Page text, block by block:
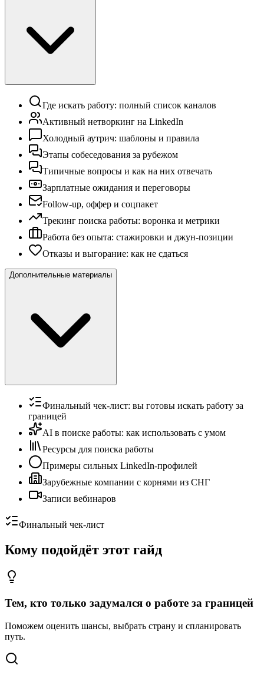
Где искать работу: полный список каналов
Активный нетворкинг на LinkedIn
Холодный аутрич: шаблоны и правила
Этапы собеседования за рубежом
Типичные вопросы и как на них отвечать
Зарплатные ожидания и переговоры
Follow-up, оффер и соцпакет
Трекинг поиска работы: воронка и метрики
Работа без опыта: стажировки и джун-позиции
Отказы и выгорание: как не сдаться
Дополнительные материалы
Финальный чек-лист: вы готовы искать работу за
границей
AI в поиске работы: как использовать с умом
Ресурсы для поиска работы
Примеры сильных LinkedIn-профилей
Зарубежные компании с корнями из СНГ
Записи вебинаров
Финальный чек-лист
Кому подойдёт этот гайд
Тем, кто только задумался о работе за границей
Поможем оценить шансы, выбрать страну и спланировать
путь.